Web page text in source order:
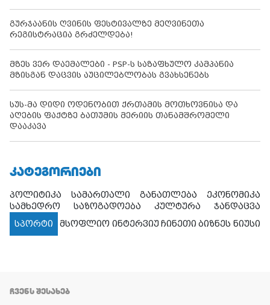
გურჯაანის ღვინის ფესტივალზე მეღვინეთა
რეგისტრაცია გრძელდება!
მზეს ვერ დაემალები - PSP-ს საზაფხულო კამპანია
მზისგან დაცვის აუცილებლობას გვახსენებს
სუს-მა დიდი ოდენობით ქრთამის მოთხოვნისა და
აღების ფაქტზე ბათუმის მერიის თანამშრომელი
დააკავა
ᲙᲐᲢᲔᲒᲝᲠᲘᲔᲑᲘ
პოლიტიკა სამართალი განათლება
ეკონომიკა
სამხედრო
საზოგადოება კულტურა
ჯანდაცვა
სპორტი
მსოფლიო ინტერვიუ ჩინეთი ბიზნეს ნიუსი
ᲩᲕᲔᲜᲡ ᲨᲔᲡᲐᲮᲔᲑ